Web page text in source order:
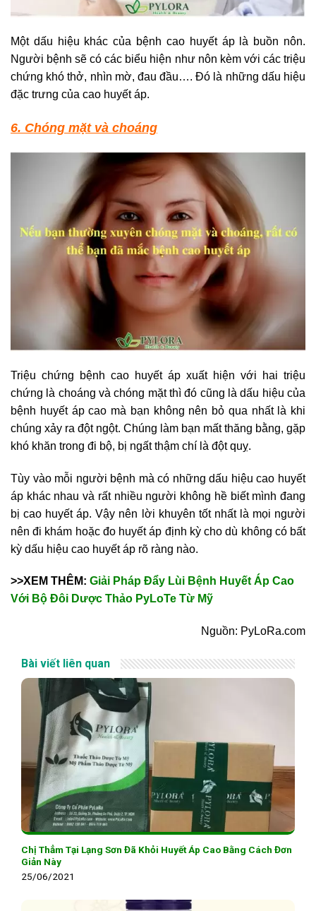
Một dấu hiệu khác của bệnh cao huyết áp là buồn nôn.
Người bệnh sẽ có các biểu hiện như nôn kèm với các triệu
chứng khó thở, nhìn mờ, đau đầu…. Đó là những dấu hiệu
đặc trưng của cao huyết áp.
6. Chóng mặt và choáng
Triệu chứng bệnh cao huyết áp xuất hiện với hai triệu
chứng là choáng và chóng mặt thì đó cũng là dấu hiệu của
bệnh huyết áp cao mà bạn không nên bỏ qua nhất là khi
chúng xảy ra đột ngột. Chúng làm bạn mất thăng bằng, gặp
khó khăn trong đi bộ, bị ngất thậm chí là đột quỵ.
Tùy vào mỗi người bệnh mà có những dấu hiệu cao huyết
áp khác nhau và rất nhiều người không hề biết mình đang
bị cao huyết áp. Vậy nên lời khuyên tốt nhất là mọi người
nên đi khám hoặc đo huyết áp định kỳ cho dù không có bất
kỳ dấu hiệu cao huyết áp rõ ràng nào.
>>XEM THÊM: Giải Pháp Đẩy Lùi Bệnh Huyết Áp Cao
Với Bộ Đôi Dược Thảo PyLoTe Từ Mỹ
Nguồn: PyLoRa.com
Bài viết liên quan
Chị Thẳm Tại Lạng Sơn Đã Khỏi Huyết Áp Cao Bằng Cách Đơn
Giản Này
25/06/2021